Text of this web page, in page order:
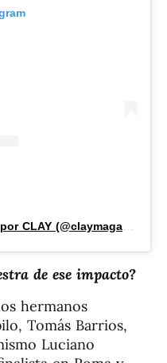
de ese impacto?
hermanos
Tomás Barrios,
Luciano